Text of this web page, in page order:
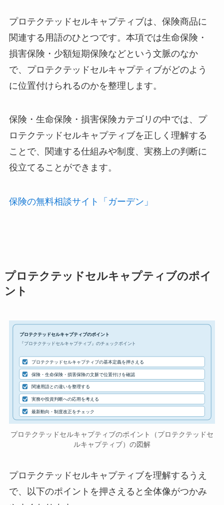
プロテクテッドセルキャプティブは、保険商品に
関連する用語のひとつです。本項では生命保険・
損害保険・少額短期保険などという文脈のなか
で、プロテクテッドセルキャプティブがどのよう
に位置付けられるのかを整理します。
保険・生命保険・損害保険カテゴリの中では、プ
ロテクテッドセルキャプティブを正しく理解する
ことで、関連する仕組みや制度、実務上の判断に
役立てることができます。
保険の無料相談サイト「ガーデン」
プロテクテッドセルキャプティブのポイ
ント
プロテクテッドセルキャプティブのポイント
『プロテクテッドセルキャプティブ』のチェックポイント
プロテクテッドセルキャプティブの基本定義を押さえる
保険・生命保険・損害保険の文脈で位置付けを確認
関連用語との違いを整理する
実務や投資判断への応用を考える
最新動向・制度改正をチェック
プロテクテッドセルキャプティブのポイント（プロテクテッドセ
ルキャプティブ）の図解
プロテクテッドセルキャプティブを理解するうえ
で、以下のポイントを押さえると全体像がつかみ